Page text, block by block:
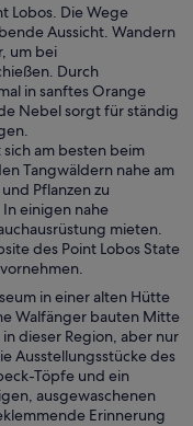
Lobos. Die Wege
Aussicht. Wandern
um bei
Durch
in sanftes Orange
Nebel sorgt für ständig
am besten beim
Tangwäldern nahe am
Pflanzen zu
einigen nahe
mieten.
des Point Lobos State
in einer alten Hütte
Walfänger bauten Mitte
dieser Region, aber nur
Ausstellungsstücke des
Töpfe und ein
ausgewaschenen
Erinnerung